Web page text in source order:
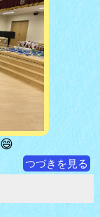
つづきを見る